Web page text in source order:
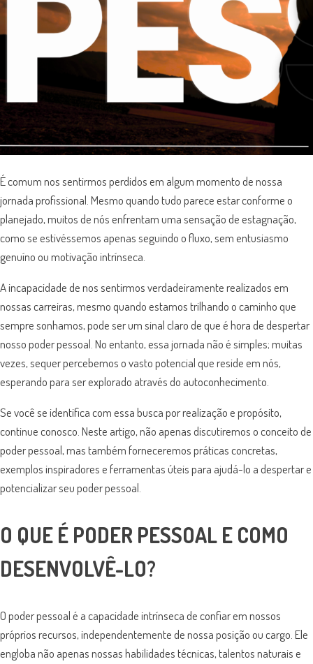
É comum nos sentirmos perdidos em algum momento de nossa
jornada profissional. Mesmo quando tudo parece estar conforme o
planejado, muitos de nós enfrentam uma sensação de estagnação,
como se estivéssemos apenas seguindo o fluxo, sem entusiasmo
genuíno ou motivação intrínseca.
A incapacidade de nos sentirmos verdadeiramente realizados em
nossas carreiras, mesmo quando estamos trilhando o caminho que
sempre sonhamos, pode ser um sinal claro de que é hora de despertar
nosso poder pessoal. No entanto, essa jornada não é simples; muitas
vezes, sequer percebemos o vasto potencial que reside em nós,
esperando para ser explorado através do autoconhecimento.
Se você se identifica com essa busca por realização e propósito,
continue conosco. Neste artigo, não apenas discutiremos o conceito de
poder pessoal, mas também forneceremos práticas concretas,
exemplos inspiradores e ferramentas úteis para ajudá-lo a despertar e
potencializar seu poder pessoal.
O QUE É PODER PESSOAL E COMO
DESENVOLVÊ-LO?
O poder pessoal é a capacidade intrínseca de confiar em nossos
próprios recursos, independentemente de nossa posição ou cargo. Ele
engloba não apenas nossas habilidades técnicas, talentos naturais e